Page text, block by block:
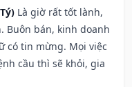
Là giờ rất tốt lành,
Buôn bán, kinh doanh
có tin mừng. Mọi việc
cầu thì sẽ khỏi, gia